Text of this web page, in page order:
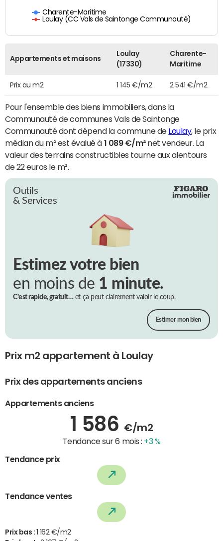
Charente-Maritime
Loulay (CC Vals de Saintonge Communauté)
Appartements et maisons
Loulay
(17330)
Charente-
Maritime
Prix au m2 1 145 €/m2 2 541 €/m2
Pour l'ensemble des biens immobiliers, dans la
Communauté de communes Vals de Saintonge
Communauté dont dépend la commune de Loulay, le prix
médian du m² est évalué à 1 089 €/m²net vendeur. La
valeur des terrains constructibles tourne aux alentours
de 22 euros le m².
Outils
& Services
Estimez votre bien
en moins de 1 minute.
C’est rapide, gratuit…et ça peut clairement valoir le coup.
Estimer mon bien
Prix m2 appartement à Loulay
Prix des appartements anciens
Appartements anciens
1 586 €/m2
Tendance sur 6 mois : +3 %
Tendance prix
Tendance ventes
Prix bas : 1 162 €/m2